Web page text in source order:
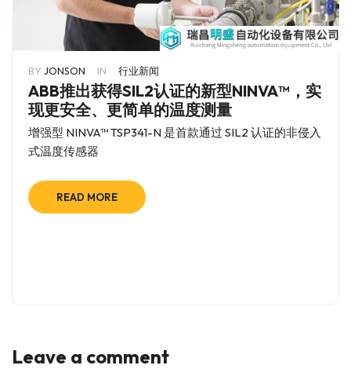
BY JONSON IN 行业新闻
ABB推出获得SIL2认证的新型NINVA™，实
现更安全、更简单的温度测量
增强型 NINVA™ TSP341-N 是首款通过 SIL2 认证的非侵入
式温度传感器
READ MORE
Leave a comment